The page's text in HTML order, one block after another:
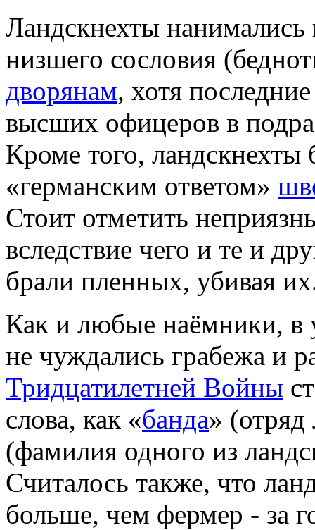
Ландскнехты нанимались
низшего сословия
дворянам, хотя
высших офицеров в
Кроме того,
«германским ответом»
Стоит отметить
вследствие чего и те и
брали пленных, убивая
Как и любые наёмники, в
не чуждались грабежа и
Тридцатилетней Войны
слова, как «банда» (отряд
(фамилия одного из
Считалось также, что
больше, чем фермер - за